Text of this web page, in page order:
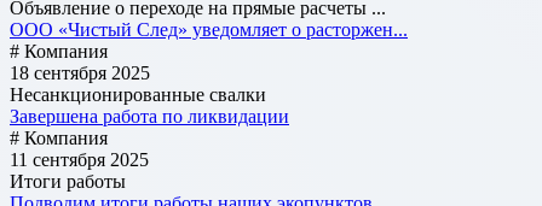
Объявление о переходе на прямые расчеты ...
ООО «Чистый След» уведомляет о расторжен...
# Компания
18 сентября 2025
Несанкционированные свалки
Завершена работа по ликвидации
# Компания
11 сентября 2025
Итоги работы